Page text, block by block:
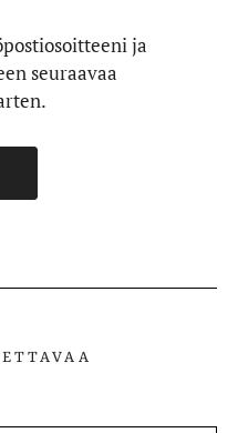
ja
seuraavaa